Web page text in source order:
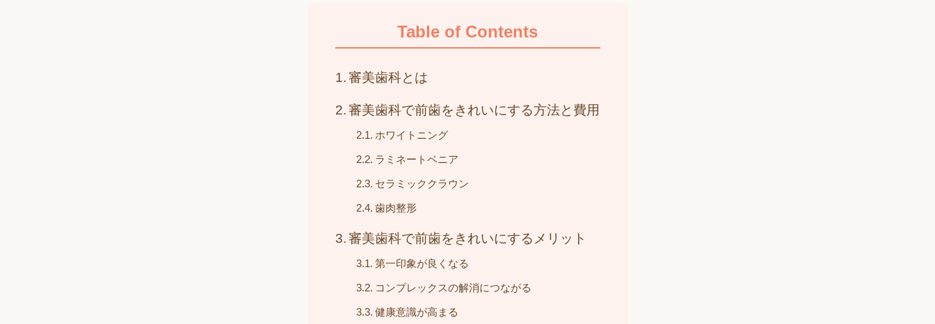
Table of Contents
審美歯科とは
審美歯科で前歯をきれいにする方法と費用
ホワイトニング
ラミネートベニア
セラミッククラウン
歯肉整形
審美歯科で前歯をきれいにするメリット
第一印象が良くなる
コンプレックスの解消につながる
健康意識が高まる